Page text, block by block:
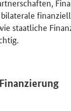
staatliche